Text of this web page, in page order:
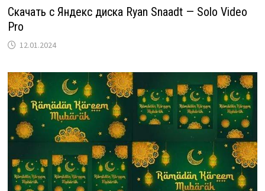
Скачать с Яндекс диска Ryan Snaadt — Solo Video
Pro
12.01.2024